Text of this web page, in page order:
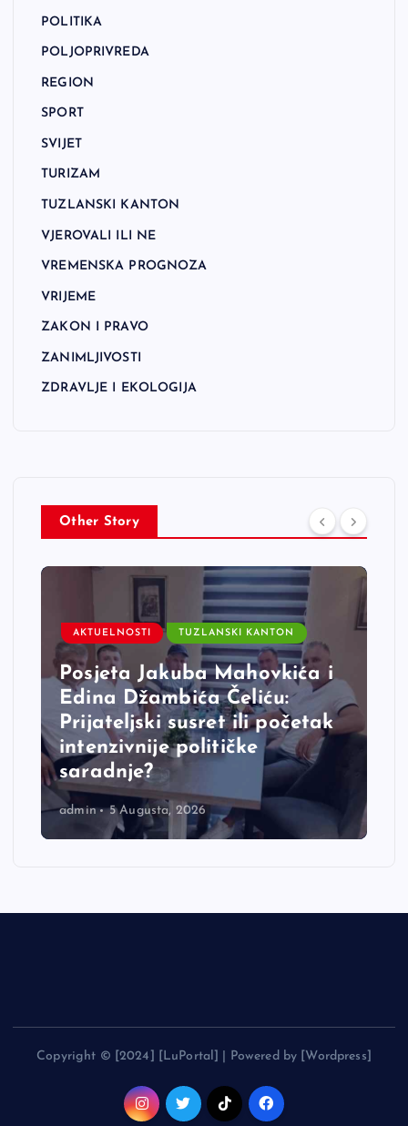
POLITIKA
POLJOPRIVREDA
REGION
SPORT
SVIJET
TURIZAM
TUZLANSKI KANTON
VJEROVALI ILI NE
VREMENSKA PROGNOZA
VRIJEME
ZAKON I PRAVO
ZANIMLJIVOSTI
ZDRAVLJE I EKOLOGIJA
Other Story
AKTUELNOSTI TUZLANSKI KANTON
Posjeta Jakuba Mahovkića i
Edina Džambića Čeliću:
Prijateljski susret ili početak
intenzivnije političke
saradnje?
admin 5 Augusta, 2026
Copyright © [2024] [LuPortal] | Powered by [Wordpress]